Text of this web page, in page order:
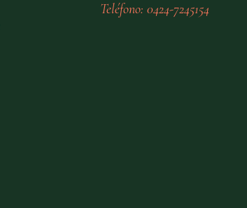
Teléfono: 0424-7245154